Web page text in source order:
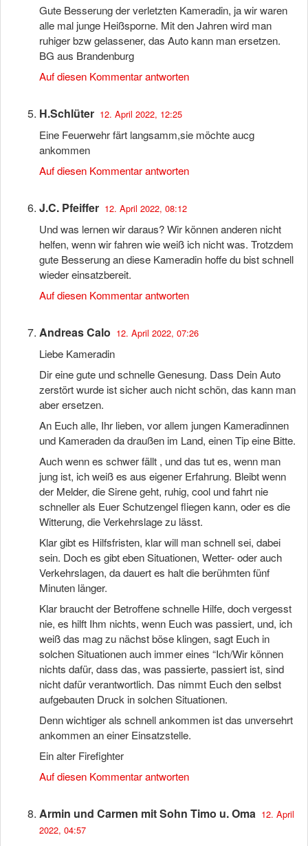
Gute Besserung der verletzten Kameradin, ja wir waren
alle mal junge Heißsporne. Mit den Jahren wird man
ruhiger bzw gelassener, das Auto kann man ersetzen.
BG aus Brandenburg
Auf diesen Kommentar antworten
H.Schlüter 12. April 2022, 12:25
Eine Feuerwehr färt langsamm,sie möchte aucg
ankommen
Auf diesen Kommentar antworten
J.C. Pfeiffer 12. April 2022, 08:12
Und was lernen wir daraus? Wir können anderen nicht
helfen, wenn wir fahren wie weiß ich nicht was. Trotzdem
gute Besserung an diese Kameradin hoffe du bist schnell
wieder einsatzbereit.
Auf diesen Kommentar antworten
Andreas Calo 12. April 2022, 07:26
Liebe Kameradin
Dir eine gute und schnelle Genesung. Dass Dein Auto
zerstört wurde ist sicher auch nicht schön, das kann man
aber ersetzen.
An Euch alle, Ihr lieben, vor allem jungen Kameradinnen
und Kameraden da draußen im Land, einen Tip eine Bitte.
Auch wenn es schwer fällt , und das tut es, wenn man
jung ist, ich weiß es aus eigener Erfahrung. Bleibt wenn
der Melder, die Sirene geht, ruhig, cool und fahrt nie
schneller als Euer Schutzengel fliegen kann, oder es die
Witterung, die Verkehrslage zu lässt.
Klar gibt es Hilfsfristen, klar will man schnell sei, dabei
sein. Doch es gibt eben Situationen, Wetter- oder auch
Verkehrslagen, da dauert es halt die berühmten fünf
Minuten länger.
Klar braucht der Betroffene schnelle Hilfe, doch vergesst
nie, es hilft Ihm nichts, wenn Euch was passiert, und, ich
weiß das mag zu nächst böse klingen, sagt Euch in
solchen Situationen auch immer eines “Ich/Wir können
nichts dafür, dass das, was passierte, passiert ist, sind
nicht dafür verantwortlich. Das nimmt Euch den selbst
aufgebauten Druck in solchen Situationen.
Denn wichtiger als schnell ankommen ist das unversehrt
ankommen an einer Einsatzstelle.
Ein alter Firefighter
Auf diesen Kommentar antworten
Armin und Carmen mit Sohn Timo u. Oma 12. April
2022, 04:57